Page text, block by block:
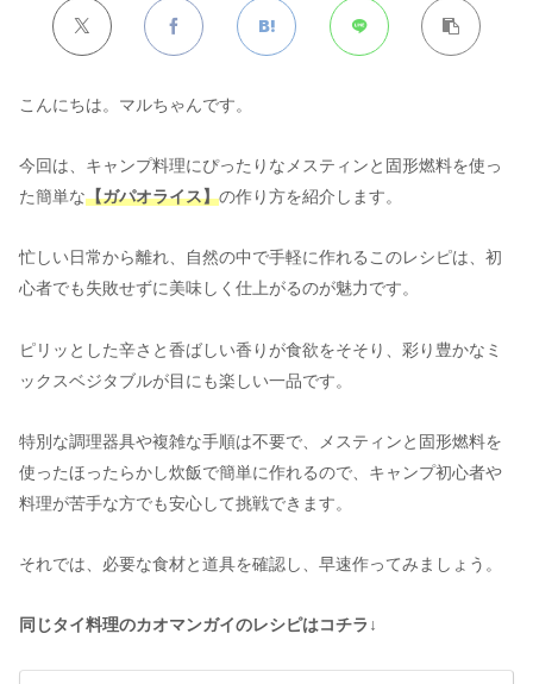
こんにちは。マルちゃんです。
今回は、キャンプ料理にぴったりなメスティンと固形燃料を使っ
た簡単な【ガパオライス】の作り方を紹介します。
忙しい日常から離れ、自然の中で手軽に作れるこのレシピは、初
心者でも失敗せずに美味しく仕上がるのが魅力です。
ピリッとした辛さと香ばしい香りが食欲をそそり、彩り豊かなミ
ックスベジタブルが目にも楽しい一品です。
特別な調理器具や複雑な手順は不要で、メスティンと固形燃料を
使ったほったらかし炊飯で簡単に作れるので、キャンプ初心者や
料理が苦手な方でも安心して挑戦できます。
それでは、必要な食材と道具を確認し、早速作ってみましょう。
同じタイ料理のカオマンガイのレシピはコチラ↓